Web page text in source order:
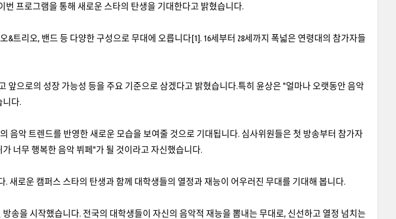
프로그램을 통해 새로운 스타의 탄생을 기대한다고 밝혔습니다.
&트리오, 밴드 등 다양한 구성으로 무대에 오릅니다[1]. 16세부터 28세까지 폭넓은 연령대의 참가자들
앞으로의 성장 가능성 등을 주요 기준으로 삼겠다고 밝혔습니다.특히 윤상은 "얼마나 오랫동안 음악
니다.
음악 트렌드를 반영한 새로운 모습을 보여줄 것으로 기대됩니다. 심사위원들은 첫 방송부터 참가자
너무 행복한 음악 뷔페"가 될 것이라고 자신했습니다.
새로운 캠퍼스 스타의 탄생과 함께 대학생들의 열정과 재능이 어우러진 무대를 기대해 봅니다.
송을 시작했습니다. 전국의 대학생들이 자신의 음악적 재능을 뽐내는 무대로, 신선하고 열정 넘치는